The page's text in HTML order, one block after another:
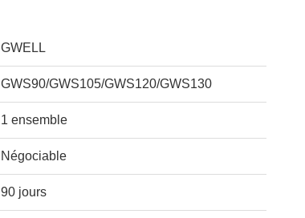
GWELL
GWS90/GWS105/GWS120/GWS130
1 ensemble
Négociable
90 jours